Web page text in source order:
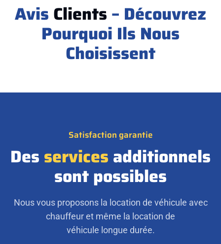
Avis Clients – Découvrez
Pourquoi Ils Nous
Choisissent
Satisfaction garantie
Des services additionnels
sont possibles
Nous vous proposons la location de véhicule avec
chauffeur et même la location de
véhicule longue durée.